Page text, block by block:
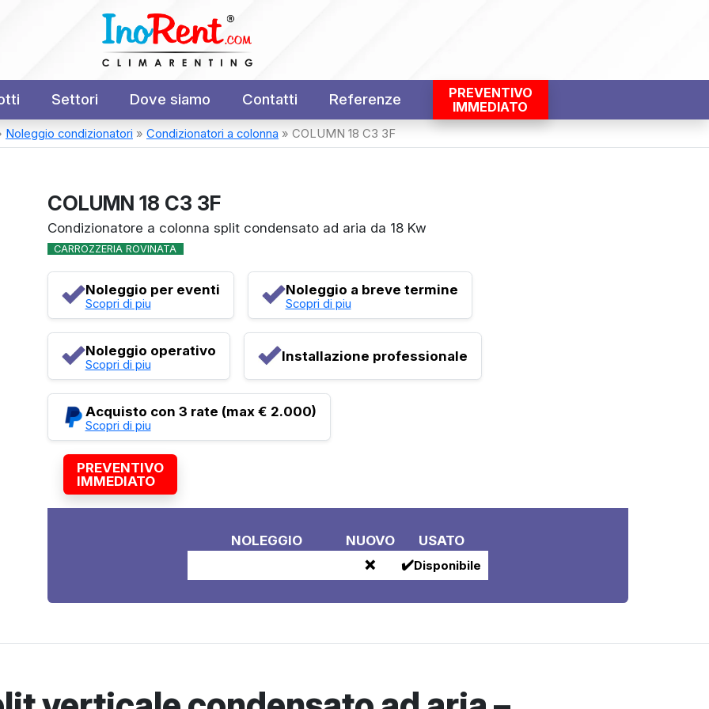
Settori Dove siamo Contatti Referenze
PREVENTIVO
IMMEDIATO
Noleggio condizionatori » Condizionatori a colonna » COLUMN 18 C3 3F
COLUMN 18 C3 3F
Condizionatore a colonna split condensato ad aria da 18 Kw
CARROZZERIA ROVINATA
Noleggio per eventi
Scopri di piu
Noleggio a breve termine
Scopri di piu
Noleggio operativo
Scopri di piu
Installazione professionale
Acquisto con 3 rate (max € 2.000)
Scopri di piu
PREVENTIVO
IMMEDIATO
NOLEGGIO
NUOVO
❌
USATO
✔️Disponibile